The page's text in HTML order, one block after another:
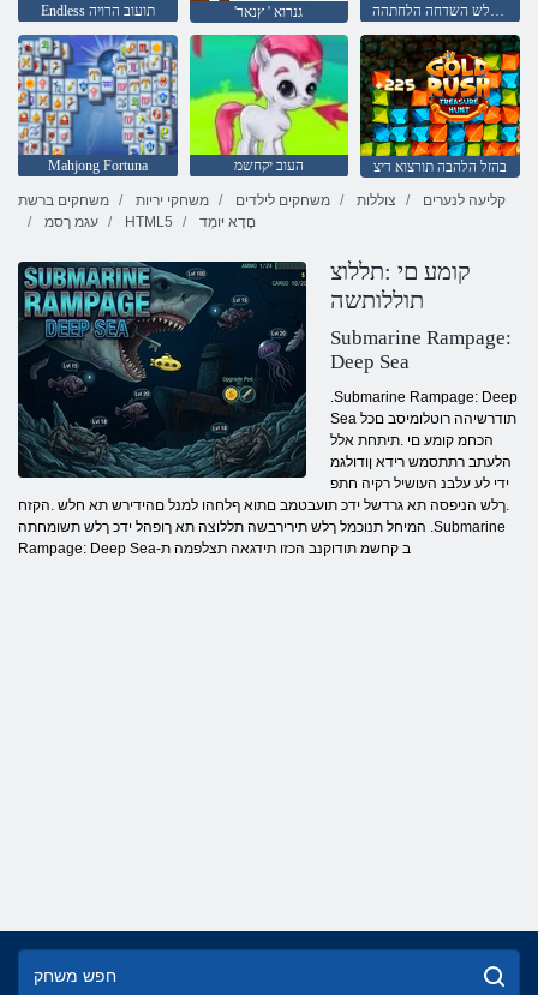
Endless תועוב הרויה 'גנרוא ' ץנאר ילימא םיעט לש השדחה הלחתהה
Mahjong Fortuna העוב יקחשמ
בהזל הלהבה תורצוא דיצ
משחקים ברשת
משחקי יריות משחקים לילדים צוללות
קליעה לנערים
עגמ ךסמ
HTML5 םָדָא יּומְד
קומע םי :תללוצ
תוללותשה
Submarine Rampage:
Deep Sea
.Submarine Rampage: Deep
Sea תודרשיהה רוטלומיסב םכל
הכחמ קומע םי .תיתחת אלל
הלעתב רתתסמש רידא ןודולגמ
ידי לע עלבנ העושיל רקיה חתפ
.ךלש הניפסה תא גרדשל ידכ תועבטמב םתוא ףלחהו למנל םהידירש תא חלש .הקזח
המיחל תנוכמל ךלש תירירבשה תללוצה תא ךופהל ידכ ךלש תשומחתה .Submarine
Rampage: Deep Sea-ב קחשמ תודוקנב הכזו תידגאה תצלפמה ת